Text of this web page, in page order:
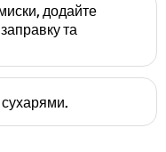
додайте
та